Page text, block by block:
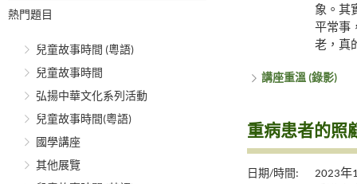
熱門題目
兒童故事時間 (粵語)
兒童故事時間
弘揚中華文化系列活動
兒童故事時間(粵語)
國學講座
其他展覽
象。其
平常事
老，真
講座重溫 (錄影)
重病患者的照
日期/時間:
2023年